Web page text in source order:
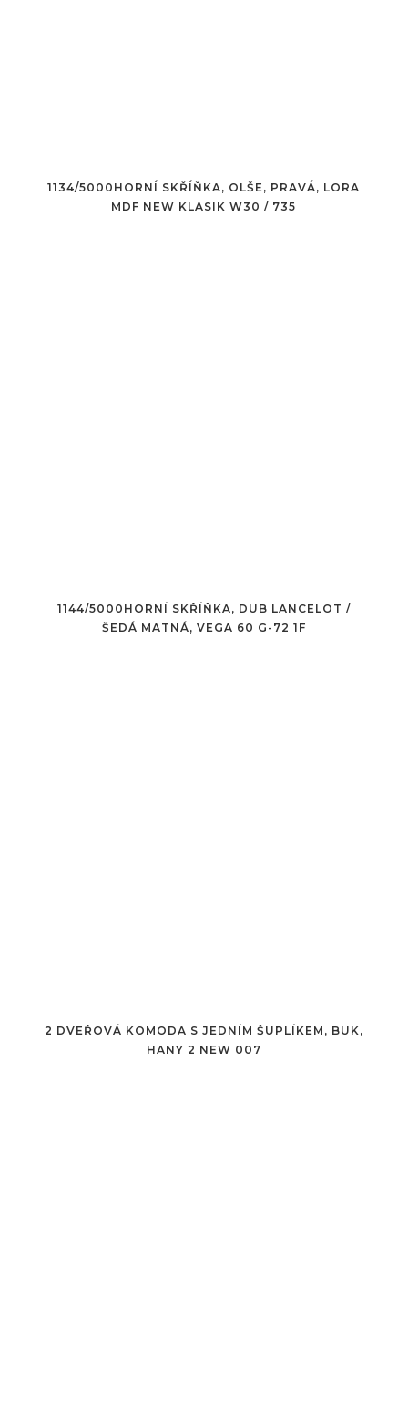
1134/5000HORNÍ SKŘÍŇKA, OLŠE, PRAVÁ, LORA
MDF NEW KLASIK W30 / 735
1144/5000HORNÍ SKŘÍŇKA, DUB LANCELOT /
ŠEDÁ MATNÁ, VEGA 60 G-72 1F
2 DVEŘOVÁ KOMODA S JEDNÍM ŠUPLÍKEM, BUK,
HANY 2 NEW 007